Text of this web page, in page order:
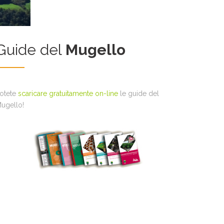
del Mugello
scaricare gratuitamente on-line le guide del